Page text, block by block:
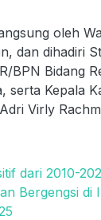
oleh
dan dihadiri
BPN Bidang
serta Kepala
Virly
dari 2010-
Bergengsi di